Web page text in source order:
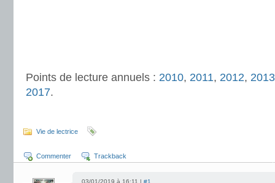
Points de lecture annuels : 2010, 2011, 2012, 2013
2017.
Vie de lectrice
Commenter Trackback
03/01/2019 à 16:11 | #1